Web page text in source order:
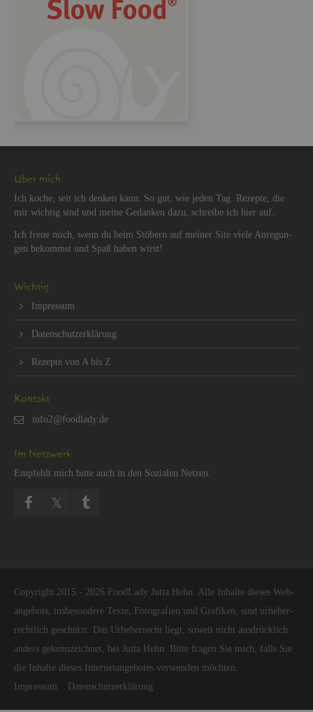
Über mich
Ich koche, seit ich den­ken kann. So gut, wie jeden Tag. Re­zep­te, die
mir wich­tig sind und meine Ge­dan­ken dazu, schrei­be ich hier auf.
Ich freue mich, wenn du beim Stö­bern auf mei­ner Site viele An­re­gun­
gen be­kommst und Spaß haben wirst!
Wich­tig
Im­pres­sum
Da­ten­schut­z­er­klä­rung
Re­zep­te von A bis Z
Kon­takt
Im Netz­werk
Emp­fehlt mich bitte auch in den So­zia­len Net­zen:
Co­py­right 2015 - 2026 Food­La­dy Jutta Hehn. Alle In­hal­te die­ses Web­
an­ge­bots, ins­be­son­de­re Texte, Fo­to­gra­fi­en und Gra­fi­ken, sind ur­he­ber­
recht­lich ge­schützt. Das Ur­he­ber­recht liegt, so­weit nicht aus­drück­lich
an­ders ge­kenn­zeich­net, bei Jutta Hehn. Bitte fra­gen Sie mich, falls Sie
die In­hal­te die­ses In­ter­net­an­ge­bo­tes ver­wen­den möch­ten.
Im­pres­sum
Da­ten­schut­z­er­klä­rung